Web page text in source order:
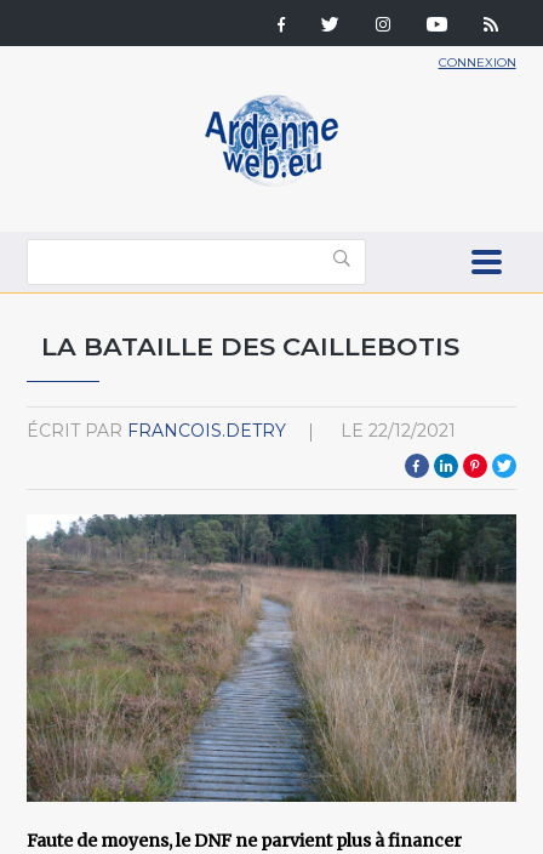
CONNEXION
LA BATAILLE DES CAILLEBOTIS
ÉCRIT PAR FRANCOIS.DETRY LE 22/12/2021
Faute de moyens, le DNF ne parvient plus à financer